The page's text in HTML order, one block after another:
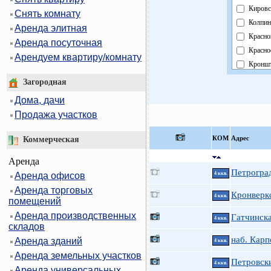
Снять комнату
Аренда элитная
Аренда посуточная
Арендуем квартиру/комнату
Загородная
Дома, дачи
Продажа участков
Коммерческая
Аренда
Аренда офисов
Аренда торговых
помещений
Аренда производственных
складов
Аренда зданий
Аренда земельных участков
КOМ Адрес
4 ккв.
4 ккв.
4 ккв.
4 ккв. наб.
4 ккв.